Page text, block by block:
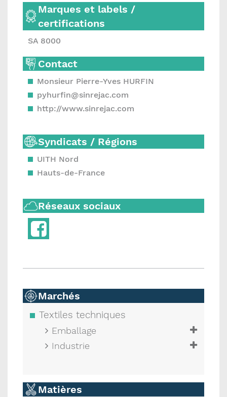
Marques et labels /
certifications
SA 8000
Contact
Monsieur Pierre-Yves HURFIN
pyhurfin@sinrejac.com
http://www.sinrejac.com
Syndicats / Régions
UITH Nord
Hauts-de-France
Réseaux sociaux
Marchés
Textiles techniques
Emballage
Industrie
Matières